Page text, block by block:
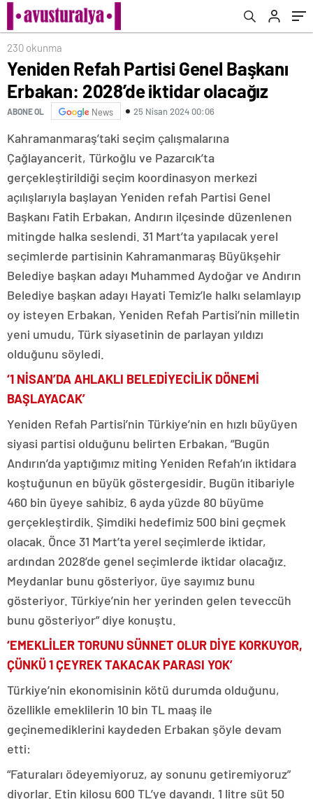
230 okunma
Yeniden Refah Partisi Genel Başkanı
Erbakan: 2028’de iktidar olacağız
ABONE OL News 25 Nisan 2024 00:06
Kahramanmaraş’taki seçim çalışmalarına
Çağlayancerit, Türkoğlu ve Pazarcık’ta
gerçekleştirildiği seçim koordinasyon merkezi
açılışlarıyla başlayan Yeniden refah Partisi Genel
Başkanı Fatih Erbakan, Andırın ilçesinde düzenlenen
mitingde halka seslendi. 31 Mart’ta yapılacak yerel
seçimlerde partisinin Kahramanmaraş Büyükşehir
Belediye başkan adayı Muhammed Aydoğar ve Andırın
Belediye başkan adayı Hayati Temiz’le halkı selamlayıp
oy isteyen Erbakan, Yeniden Refah Partisi’nin milletin
yeni umudu, Türk siyasetinin de parlayan yıldızı
olduğunu söyledi.
‘1 NİSAN’DA AHLAKLI BELEDİYECİLİK DÖNEMİ
BAŞLAYACAK’
Yeniden Refah Partisi’nin Türkiye’nin en hızlı büyüyen
siyasi partisi olduğunu belirten Erbakan, “Bugün
Andırın’da yaptığımız miting Yeniden Refah’ın iktidara
koştuğunun en büyük göstergesidir. Bugün itibariyle
460 bin üyeye sahibiz. 6 ayda yüzde 80 büyüme
gerçekleştirdik. Şimdiki hedefimiz 500 bini geçmek
olacak. Önce 31 Mart’ta yerel seçimlerde iktidar,
ardından 2028’de genel seçimlerde iktidar olacağız.
Meydanlar bunu gösteriyor, üye sayımız bunu
gösteriyor. Türkiye’nin her yerinden gelen teveccüh
bunu gösteriyor” diye konuştu.
‘EMEKLİLER TORUNU SÜNNET OLUR DİYE KORKUYOR,
ÇÜNKÜ 1 ÇEYREK TAKACAK PARASI YOK’
Türkiye’nin ekonomisinin kötü durumda olduğunu,
özellikle emeklilerin 10 bin TL maaş ile
geçinemediklerini kaydeden Erbakan şöyle devam
etti:
“Faturaları ödeyemiyoruz, ay sonunu getiremiyoruz”
diyorlar. Etin kilosu 600 TL’ye dayandı. 1 litre süt 50